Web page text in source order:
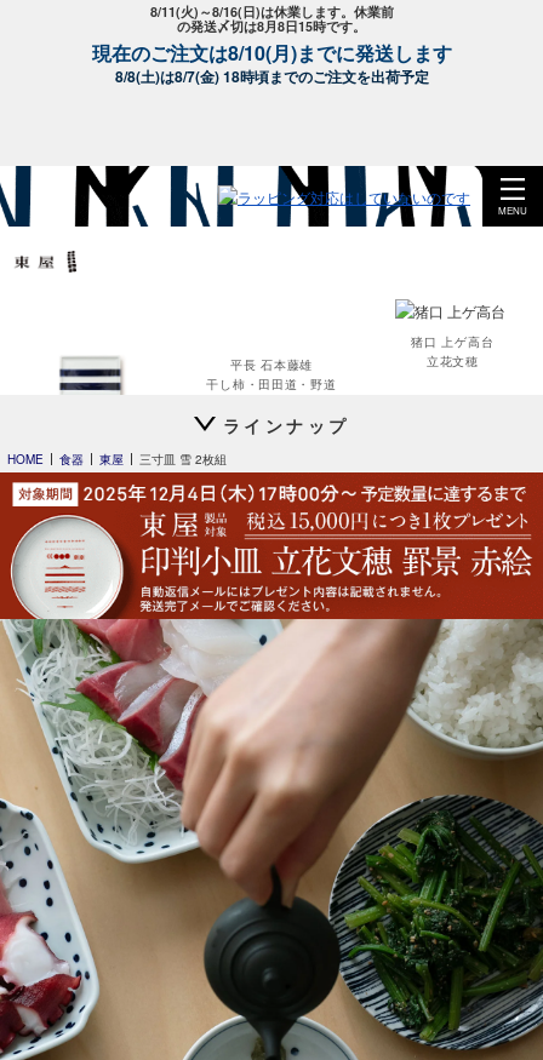
8/11(火)～8/16(日)は休業します。休業前
の発送〆切は8月8日15時です。
現在のご注文は8/10(月)までに発送します
8/8(土)は8/7(金) 18時頃までのご注文を出荷予定
MENU
スキー01
平長 石本藤雄
干し柿・田田道・野道
猪口 上ゲ高台
立花文穂
猪口 蛇の目高台
立花文穂
猪口 細
立花文穂
猪口
丑年 うし うし うし
猪口
寅年 大虎
ラインナップ
HOME 食器 東屋 三寸皿 雪 2枚組